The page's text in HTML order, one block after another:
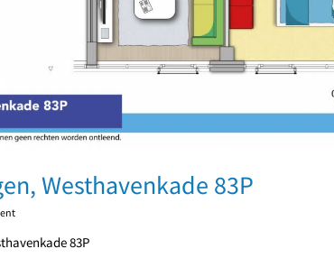
Westhavenkade 83P
83P